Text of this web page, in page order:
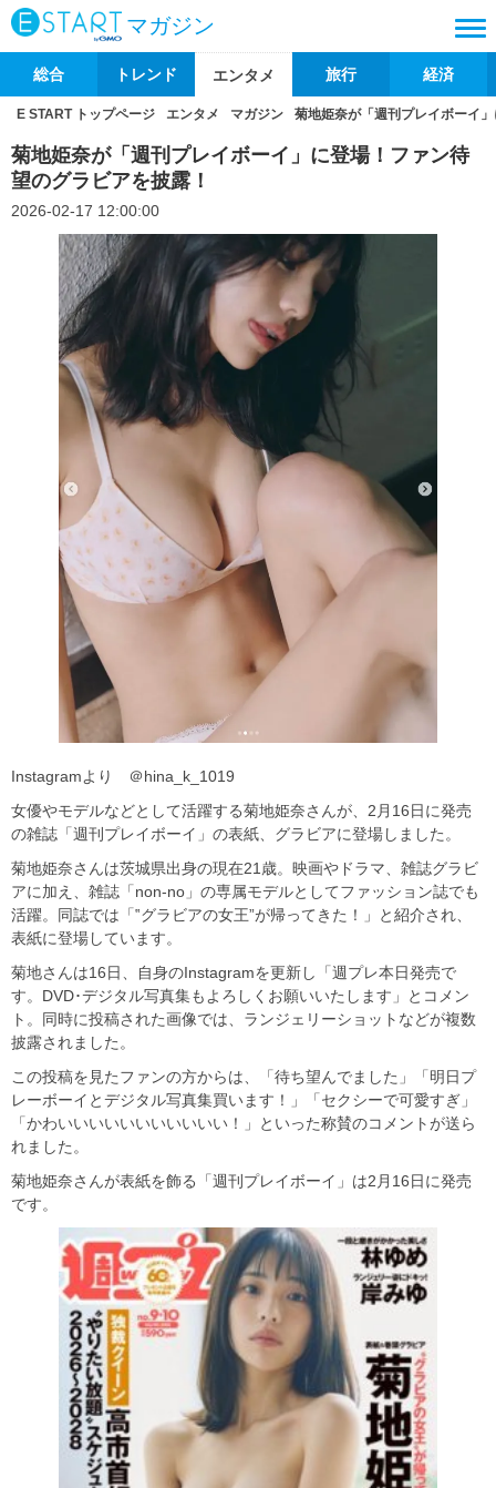
マガジン
総合 トレンド エンタメ 旅行 経済
E START トップページ エンタメ マガジン 菊地姫奈が「週刊プレイボーイ
菊地姫奈が「週刊プレイボーイ」に登場！ファン待
望のグラビアを披露！
2026-02-17 12:00:00
Instagramより ＠hina_k_1019
女優やモデルなどとして活躍する菊地姫奈さんが、2月16日に発売
の雑誌「週刊プレイボーイ」の表紙、グラビアに登場しました。
菊地姫奈さんは茨城県出身の現在21歳。映画やドラマ、雑誌グラビ
アに加え、雑誌「non-no」の専属モデルとしてファッション誌でも
活躍。同誌では「‟グラビアの女王”が帰ってきた！」と紹介され、
表紙に登場しています。
菊地さんは16日、自身のInstagramを更新し「週プレ本日発売で
す。DVD･デジタル写真集もよろしくお願いいたします」とコメン
ト。同時に投稿された画像では、ランジェリーショットなどが複数
披露されました。
この投稿を見たファンの方からは、「待ち望んでました」「明日プ
レーボーイとデジタル写真集買います！」「セクシーで可愛すぎ」
「かわいいいいいいいいいいい！」といった称賛のコメントが送ら
れました。
菊地姫奈さんが表紙を飾る「週刊プレイボーイ」は2月16日に発売
です。